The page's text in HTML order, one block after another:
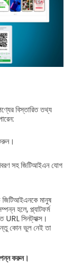
বিস্তারিত তথ্য
সহ জিটিআইএন যোগ
মানুষ
হলে, প্ল্যাটফর্ম
URL সিনট্যাক্স।
কোন ভুল নেই তা
করুন।